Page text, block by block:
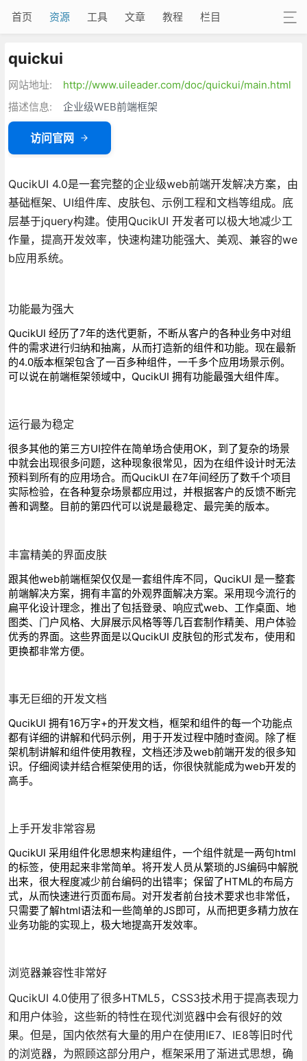
首页 资源 工具 文章 教程 栏目
quickui
网站地址:
http://www.uileader.com/doc/quickui/main.html
描述信息:
企业级WEB前端框架
访问官网
QucikUI 4.0是一套完整的企业级web前端开发解决方案，由
基础框架、UI组件库、皮肤包、示例工程和文档等组成。底
层基于jquery构建。使用QucikUI 开发者可以极大地减少工
作量，提高开发效率，快速构建功能强大、美观、兼容的we
b应用系统。
功能最为强大
QucikUI 经历了7年的迭代更新，不断从客户的各种业务中对组
件的需求进行归纳和抽离，从而打造新的组件和功能。现在最新
的4.0版本框架包含了一百多种组件，一千多个应用场景示例。
可以说在前端框架领域中，QucikUI 拥有功能最强大组件库。
运行最为稳定
很多其他的第三方UI控件在简单场合使用OK，到了复杂的场景
中就会出现很多问题，这种现象很常见，因为在组件设计时无法
预料到所有的应用场合。而QucikUI 在7年间经历了数千个项目
实际检验，在各种复杂场景都应用过，并根据客户的反馈不断完
善和调整。目前的第四代可以说是最稳定、最完美的版本。
丰富精美的界面皮肤
跟其他web前端框架仅仅是一套组件库不同，QucikUI 是一整套
前端解决方案，拥有丰富的外观界面解决方案。采用现今流行的
扁平化设计理念，推出了包括登录、响应式web、工作桌面、地
图类、门户风格、大屏展示风格等等几百套制作精美、用户体验
优秀的界面。这些界面是以QucikUI 皮肤包的形式发布，使用和
更换都非常方便。
事无巨细的开发文档
QucikUI 拥有16万字+的开发文档，框架和组件的每一个功能点
都有详细的讲解和代码示例，用于开发过程中随时查阅。除了框
架机制讲解和组件使用教程，文档还涉及web前端开发的很多知
识。仔细阅读并结合框架使用的话，你很快就能成为web开发的
高手。
上手开发非常容易
QucikUI 采用组件化思想来构建组件，一个组件就是一两句html
的标签，使用起来非常简单。将开发人员从繁琐的JS编码中解脱
出来，很大程度减少前台编码的出错率；保留了HTML的布局方
式，从而快速进行页面布局。对开发者前台技术要求也非常低，
只需要了解html语法和一些简单的JS即可，从而把更多精力放在
业务功能的实现上，极大地提高开发效率。
浏览器兼容性非常好
QucikUI 4.0使用了很多HTML5，CSS3技术用于提高表现力
和用户体验，这些新的特性在现代浏览器中会有很好的效
果。但是，国内依然有大量的用户在使用IE7、IE8等旧时代
的浏览器，为照顾这部分用户，框架采用了渐进式思想，确